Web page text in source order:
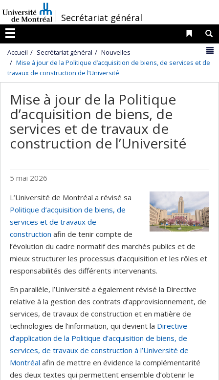
au
contenu
/
Secrétariat général
Menu
Liens
Accueil Secrétariat général
Nouvelles
Mise à jour de la Politique d’acquisition de biens, de services et de
travaux de construction de l’Université
Mise à jour de la Politique
d’acquisition de biens, de
services et de travaux de
construction de l’Université
5 mai 2026
L’Université de Montréal a révisé sa
Politique d’acquisition de biens, de
services et de travaux de
construction afin de tenir compte de
l’évolution du cadre normatif des marchés publics et de
mieux structurer les processus d’acquisition et les rôles et
responsabilités des différents intervenants.
En parallèle, l’Université a également révisé la Directive
relative à la gestion des contrats d’approvisionnement, de
services, de travaux de construction et en matière de
technologies de l’information, qui devient la Directive
d’application de la Politique d’acquisition de biens, de
services, de travaux de construction à l’Université de
Montréal afin de mettre en évidence la complémentarité
des deux textes qui permettent ensemble d’obtenir le